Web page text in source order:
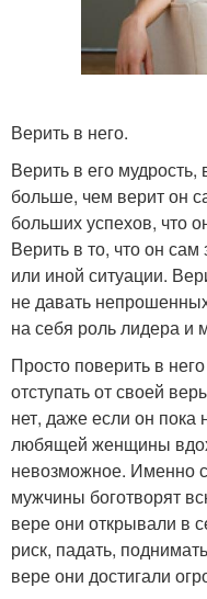
Верить в него.
Верить в его мудрость,
больше, чем верит он
больших успехов, что
Верить в то, что он сам
или иной ситуации.
не давать
на себя роль лидера и
Просто поверить в
отступать от своей
нет, даже если он пока
любящей женщины
невозможное. Именно
мужчины боготворят
вере они открывали в
риск, падать,
вере они достигали